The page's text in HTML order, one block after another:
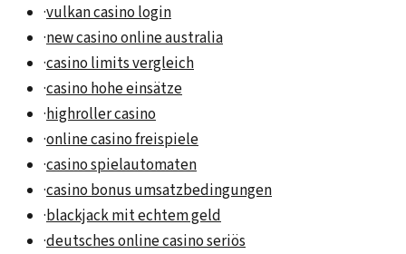
·vulkan casino login
·new casino online australia
·casino limits vergleich
·casino hohe einsätze
·highroller casino
·online casino freispiele
·casino spielautomaten
·casino bonus umsatzbedingungen
·blackjack mit echtem geld
·deutsches online casino seriös